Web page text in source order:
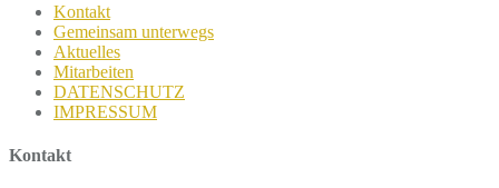
Kontakt
Gemeinsam unterwegs
Aktuelles
Mitarbeiten
DATENSCHUTZ
IMPRESSUM
Kontakt